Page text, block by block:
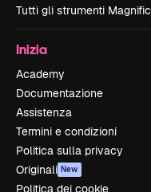
Tutti gli strumenti Magnific
Inizia
Academy
Documentazione
Assistenza
Termini e condizioni
Politica sulla privacy
Originali New
Politica dei cookie